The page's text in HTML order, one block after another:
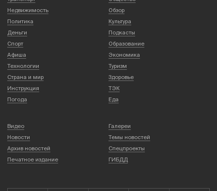
Недвижимость
Обзор
Политика
Культура
Деньги
Подкасты
Спорт
Образование
Афиша
Экономика
Технологии
Туризм
Страна и мир
Здоровье
Инструкция
ТЭК
Погода
Еда
Видео
Галереи
Новости
Темы новостей
Архив новостей
Спецпроекты
Печатное издание
ГИБДД